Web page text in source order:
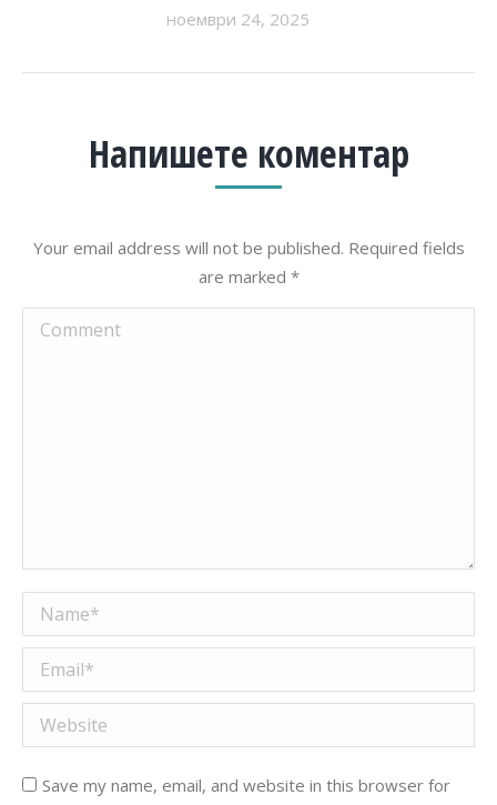
ноември 24, 2025
Напишете коментар
Your email address will not be published. Required fields
are marked *
Comment
Name *
Email *
Website
Save my name, email, and website in this browser for